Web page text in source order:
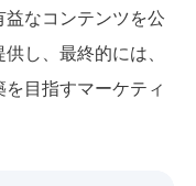
益なコンテンツを公
し、最終的には、
目指すマーケティ